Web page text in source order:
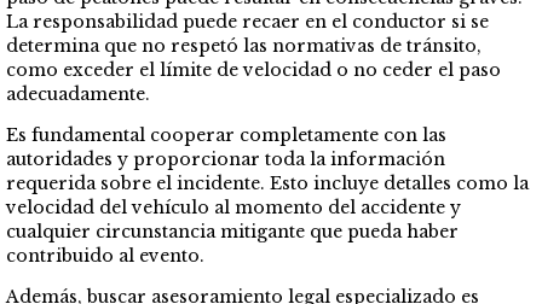
La responsabilidad puede recaer en el conductor si se
determina que no respetó las normativas de tránsito,
como exceder el límite de velocidad o no ceder el paso
adecuadamente.
Es fundamental cooperar completamente con las
autoridades y proporcionar toda la información
requerida sobre el incidente. Esto incluye detalles como la
velocidad del vehículo al momento del accidente y
cualquier circunstancia mitigante que pueda haber
contribuido al evento.
Además, buscar asesoramiento legal especializado es